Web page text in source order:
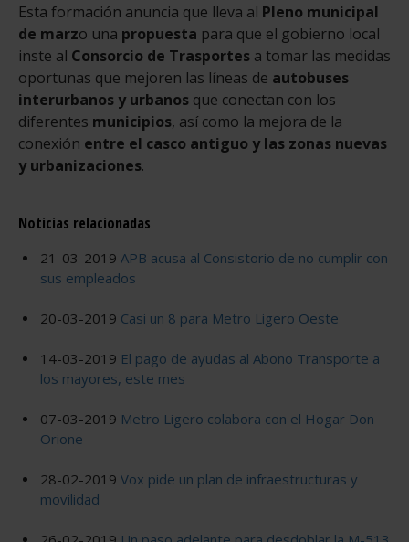
Esta formación anuncia que lleva al Pleno municipal
de marzo una propuesta para que el gobierno local
inste al Consorcio de Trasportes a tomar las medidas
oportunas que mejoren las líneas de autobuses
interurbanos y urbanos que conectan con los
diferentes municipios, así como la mejora de la
conexión entre el casco antiguo y las zonas nuevas
y urbanizaciones.
Noticias relacionadas
21-03-2019 APB acusa al Consistorio de no cumplir con
sus empleados
20-03-2019 Casi un 8 para Metro Ligero Oeste
14-03-2019 El pago de ayudas al Abono Transporte a
los mayores, este mes
07-03-2019 Metro Ligero colabora con el Hogar Don
Orione
28-02-2019 Vox pide un plan de infraestructuras y
movilidad